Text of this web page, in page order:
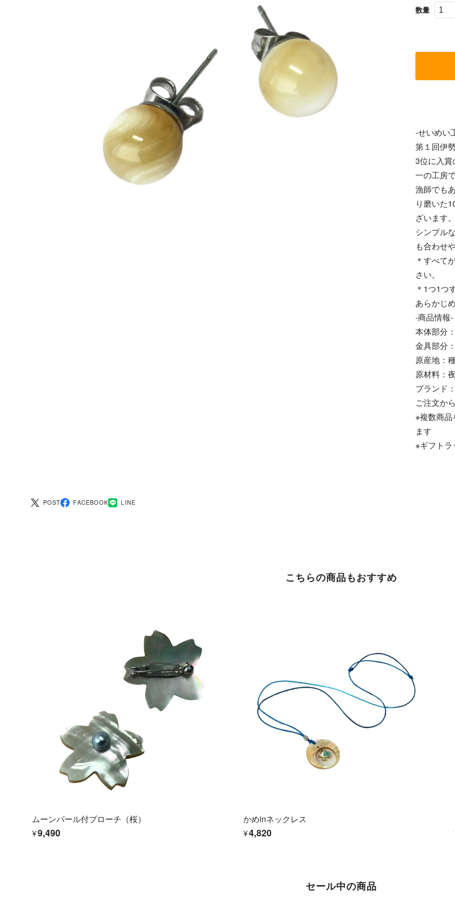
数量
-せいめい
第１回伊
3位に入
一の工房
漁師でも
り磨いた
ざいます
シンプル
も合わせ
＊すべて
さい。
＊1つ1つ
あらかじ
-商品情報-
本体部分
金具部分
原産地：
原材料：
ブランド
ご注文か
※複数商
ます
※ギフト
POST FACEBOOK LINE
こちらの商品もおすすめ
ムーンパール付ブローチ（桜）
¥9,490
かめinネックレス
¥4,820
セール中の商品